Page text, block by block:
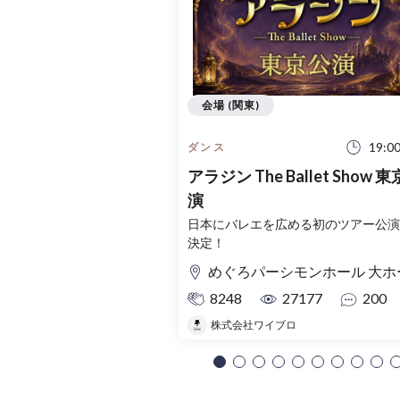
ダンス
アラジン The Ballet Show 東
演
日本にバレエを広める初のツアー公
決定！
めぐろパーシモンホール 大ホ
8248
27177 200
株式会社ワイブロ
会場 (関東)